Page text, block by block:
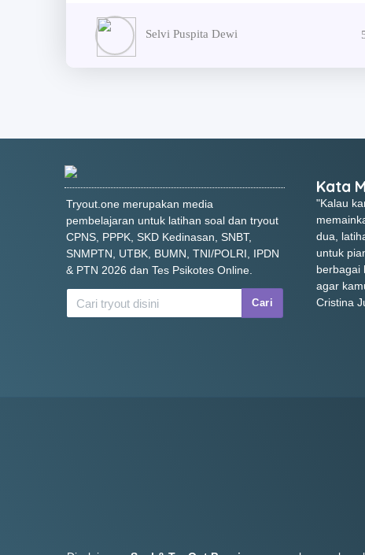
Selvi Puspita Dewi
Tryout.one merupakan media
pembelajaran untuk latihan soal dan tryout
CPNS, PPPK, SKD Kedinasan, SNBT,
SNMPTN, UTBK, BUMN, TNI/POLRI, IPDN
& PTN 2026 dan Tes Psikotes Online.
Cari
Kata
"Kalau
dua,
untuk
berbagai
agar
Cristina